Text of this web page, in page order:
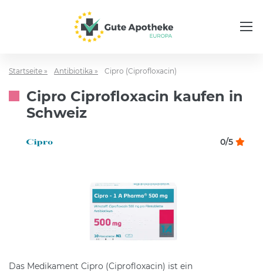
Startseite » Antibiotika » Cipro (Ciprofloxacin)
Cipro Ciprofloxacin kaufen in
Schweiz
0/5
Das Medikament Cipro (Ciprofloxacin) ist ein